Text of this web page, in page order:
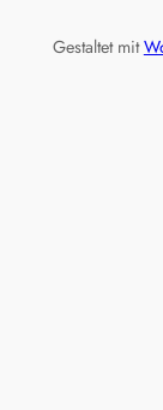
Gestaltet mit